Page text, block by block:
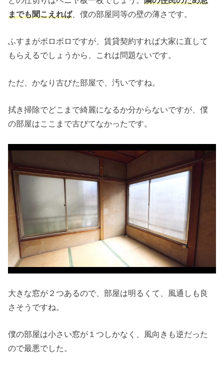
までも聞こえれば、僕の部屋同等の壁の薄さです。
ふすまがボロボロですが、賃貸契約すれば大家に直して
もらえるでしょうから、これは問題ないです。
ただ、かなり古びた部屋で、汚いですね。
拭き掃除でどこまで綺麗になるか分からないですが、僕
の部屋はここまで古びてなかったです。
大きな窓が２つあるので、部屋は明るくて、風通しも良
さそうですね。
僕の部屋は小さい窓が１つしかなく、風向きも逆だった
ので最悪でした。